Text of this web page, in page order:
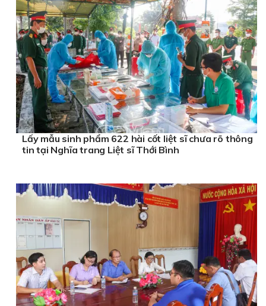
Lấy mẫu sinh phẩm 622 hài cốt liệt sĩ chưa rõ thông
tin tại Nghĩa trang Liệt sĩ Thới Bình